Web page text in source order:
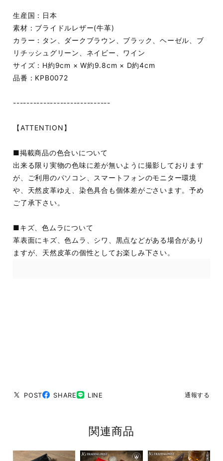
生産国：日本
素材：ブライドルレザー(牛革)
カラー：タン、ダークブラウン、ブラック、ヘーゼル、ブ
リチッシュグリーン、ネイビー、ワイン
サイズ：H約9cm × W約9.8cm × D約4cm
品番：KPB0072
-----------------------------
【ATTENTION】
■掲載商品の色合いについて
出来る限り実物の色味に差が無いように撮影しております
が、ご利用のパソコン、スマートフォンのモニター環境
や、天然皮革ゆえ、染色具合も個体差がごさいます。予め
ご了承下さい。
■キズ、色ムラについて
革表面にキズ、色ムラ、シワ、黒点などがある場合があり
ますが、天然皮革の個性としてお楽しみ下さい。
POST SHARE LINE 通報する
関連商品